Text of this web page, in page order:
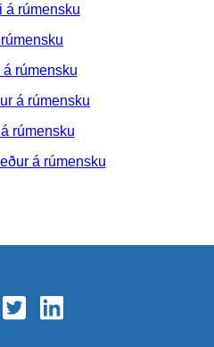
á rúmensku
rúmensku
á rúmensku
rúmensku
á rúmensku